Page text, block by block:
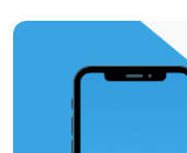
https://t.me/minskctvby